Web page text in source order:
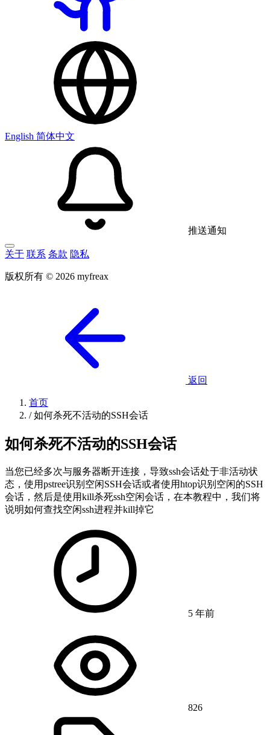
English 简体中文
推送通知
关于 联系 条款 隐私
版权所有 © 2026 myfreax
返回
首页
/ 如何杀死不活动的SSH会话
如何杀死不活动的SSH会话
当您已经多次与服务器断开连接，导致ssh会话处于非活动状
态，使用pstree识别空闲SSH会话或者使用htop识别空闲的SSH
会话，然后是使用kill杀死ssh空闲会话，在本教程中，我们将
说明如何查找空闲ssh进程并kill掉它
5 年前
826